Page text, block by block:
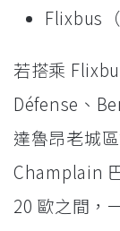
Flixbus
若搭乘
Défense、
達魯昂老城
Champlain
20 歐之間，